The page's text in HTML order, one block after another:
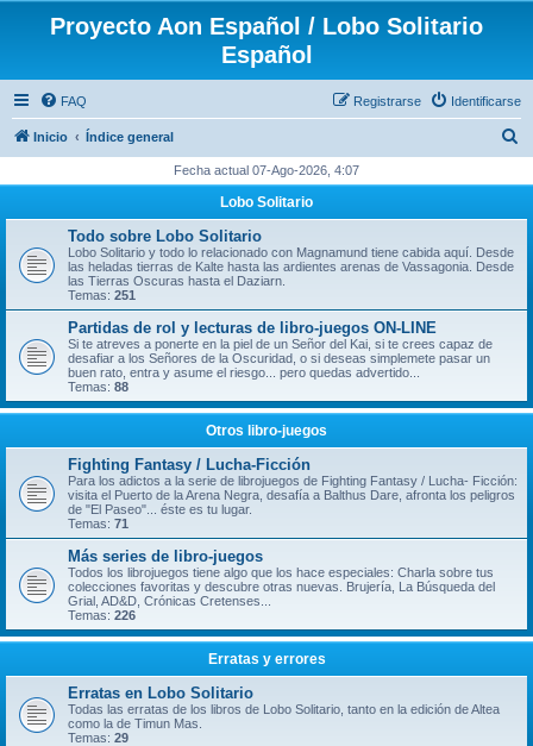
Proyecto Aon Español / Lobo Solitario
Español
FAQ Identificarse
Registrarse
Inicio Índice general
c
Fecha actual 07-Ago-2026, 4:07
Lobo Solitario
Todo sobre Lobo Solitario
Lobo Solitario y todo lo relacionado con Magnamund tiene cabida aquí. Desde
las heladas tierras de Kalte hasta las ardientes arenas de Vassagonia. Desde
las Tierras Oscuras hasta el Daziarn.
Temas: 251
Partidas de rol y lecturas de libro-juegos ON-LINE
Si te atreves a ponerte en la piel de un Señor del Kai, si te crees capaz de
desafiar a los Señores de la Oscuridad, o si deseas simplemete pasar un
buen rato, entra y asume el riesgo... pero quedas advertido...
Temas: 88
Otros libro-juegos
Fighting Fantasy / Lucha-Ficción
Para los adictos a la serie de librojuegos de Fighting Fantasy / Lucha- Ficción:
visita el Puerto de la Arena Negra, desafía a Balthus Dare, afronta los peligros
de "El Paseo"... éste es tu lugar.
Temas: 71
Más series de libro-juegos
Todos los librojuegos tiene algo que los hace especiales: Charla sobre tus
colecciones favoritas y descubre otras nuevas. Brujería, La Búsqueda del
Grial, AD&D, Crónicas Cretenses...
Temas: 226
Erratas y errores
Erratas en Lobo Solitario
Todas las erratas de los libros de Lobo Solitario, tanto en la edición de Altea
como la de Timun Mas.
Temas: 29